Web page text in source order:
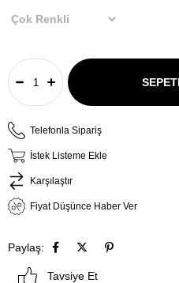
Telefonla Sipariş
İstek Listeme Ekle
Karşılaştır
Fiyat Düşünce Haber Ver
Paylaş:
Tavsiye Et